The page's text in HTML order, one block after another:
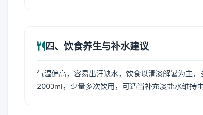
四、饮食养生与补水建议
气温偏高，容易出汗缺水，饮食以清淡解暑为主
2000ml，少量多次饮用，可适当补充淡盐水维持电